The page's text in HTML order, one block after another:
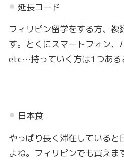
延長コード
フィリピン留学をする方、
す。とくにスマートフォン、
etc…持っていく方は1つある
日本食
やっぱり長く滞在していると
よね。フィリピンでも買えま